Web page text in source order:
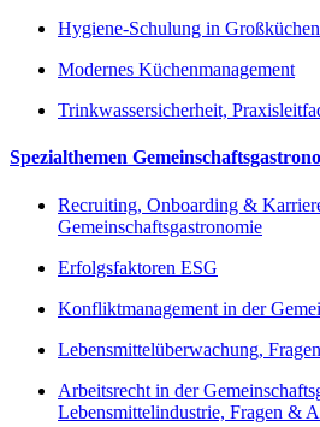
Hygiene-Schulung in Großküchen
Modernes Küchenmanagement
Trinkwassersicherheit,
Spezialthemen
Recruiting, Onboarding &
Gemeinschaftsgastronomie
Erfolgsfaktoren ESG
Konfliktmanagement in der
Lebensmittelüberwachung,
Arbeitsrecht in der
Lebensmittelindustrie, Fragen &